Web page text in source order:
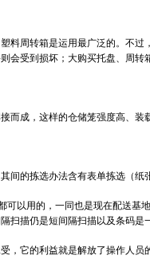
料周转箱是运用最广泛的。不
会受到损坏；大购买托盘、周
而成，这样的仓储笼强度高、
间的拣选办法含有表单拣选（
可以用的，一同也是现在配送
扫描仍是短间隔扫描以及条码
，它的利益就是解放了操作人员